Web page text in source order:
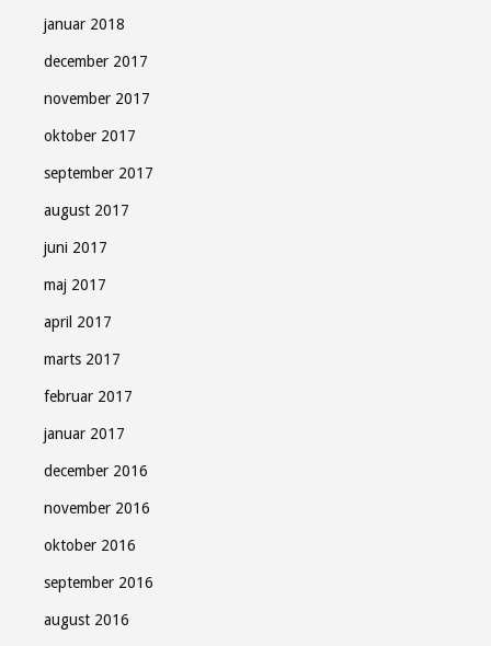
januar 2018
december 2017
november 2017
oktober 2017
september 2017
august 2017
juni 2017
maj 2017
april 2017
marts 2017
februar 2017
januar 2017
december 2016
november 2016
oktober 2016
september 2016
august 2016